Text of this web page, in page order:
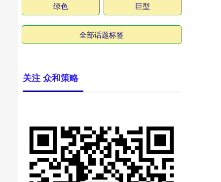
绿色 巨型
全部话题标签
关注 众和策略